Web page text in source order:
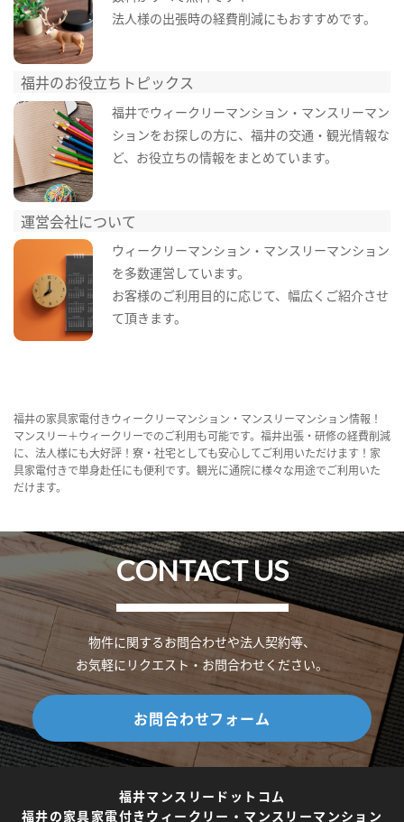
法人様の出張時の経費削減にもおすすめです。
福井のお役立ちトピックス
福井でウィークリーマンション・マンスリーマン
ションをお探しの方に、福井の交通・観光情報な
ど、お役立ちの情報をまとめています。
運営会社について
ウィークリーマンション・マンスリーマンション
を多数運営しています。
お客様のご利用目的に応じて、幅広くご紹介させ
て頂きます。
福井の家具家電付きウィークリーマンション・マンスリーマンション情報！
マンスリー＋ウィークリーでのご利用も可能です。福井出張・研修の経費削減
に、法人様にも大好評！寮・社宅としても安心してご利用いただけます！家
具家電付きで単身赴任にも便利です。観光に通院に様々な用途でご利用いた
だけます。
CONTACT US
物件に関するお問合わせや法人契約等、
お気軽にリクエスト・お問合わせください。
お問合わせフォーム
福井マンスリードットコム
福井の家具家電付きウィークリー・マンスリーマンション